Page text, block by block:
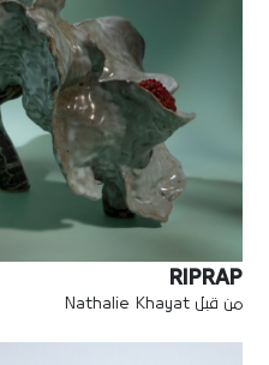
RIPRAP
من قبل Nathalie Khayat